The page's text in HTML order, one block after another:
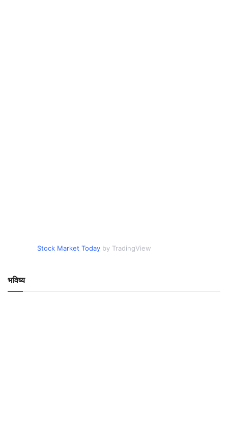
Stock Market Today by TradingView
भविष्य